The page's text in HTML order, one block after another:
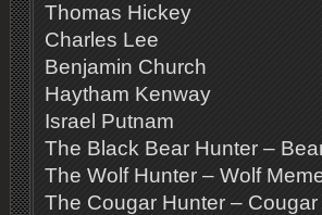
Thomas Hickey
Charles Lee
Benjamin Church
Haytham Kenway
Israel Putnam
The Black Bear Hunter –
The Wolf Hunter – Wolf
The Cougar Hunter –